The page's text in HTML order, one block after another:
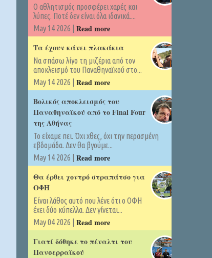
Ο αθλητισμός προσφέρει χαρές και
λύπες. Ποτέ δεν είναι όλα ιδανικά....
May 14 2026 | Read more
Τα έχουν κάνει πλακάκια
Να σπάσω λίγο τη μιζέρια από τον
αποκλεισμό του Παναθηναϊκού στο...
May 14 2026 | Read more
Βολικός αποκλεισμός του
Παναθηναϊκού από το Final Four
της Αθήνας
Το είχαμε πει. Όχι χθες, όχι την περασμένη
εβδομάδα. Δεν θα βγούμε...
May 14 2026 | Read more
Θα έρθει χοντρό στραπάτσο για
ΟΦΗ
Είναι λάθος αυτό που λένε ότι ο ΟΦΗ
έχει δύο κύπελλα. Δεν γίνεται...
May 04 2026 | Read more
Γιατί δόθηκε το πέναλτι του
Πανσερραϊκού